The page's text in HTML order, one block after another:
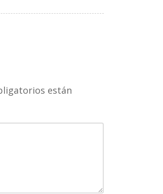
están